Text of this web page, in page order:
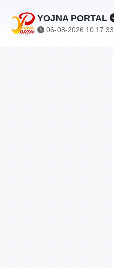
YOJNA PORTAL
06-08-2026 10:17:34